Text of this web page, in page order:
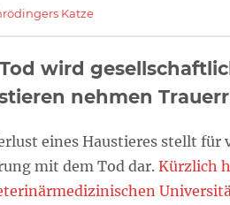
Katze
wird
nehmen
eines Haustieres stellt
mit dem Tod dar.Kürzlich